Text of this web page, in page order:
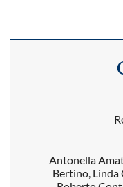
Antonella
Bertino, Linda